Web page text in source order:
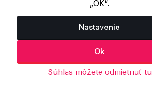
„OK“.
Nastavenie
Ok
Súhlas môžete odmietnuť tu